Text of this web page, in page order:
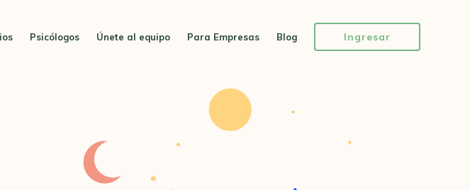
Psicólogos Únete al equipo Para Empresas Blog Ingresar